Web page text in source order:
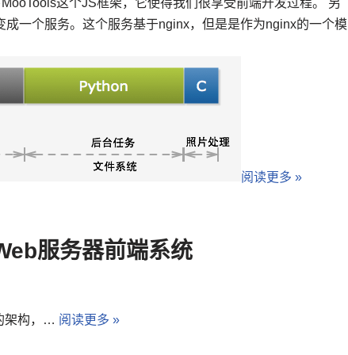
这个JS框架，它使得我们很享受前端开发过程。 另
一个服务。这个服务基于nginx，但是是作为nginx的一个模
阅读更多 »
服务器前端系统
架构，… 阅读更多 »